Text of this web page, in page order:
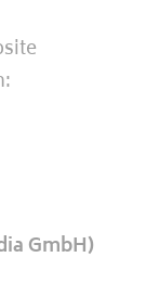
GmbH)